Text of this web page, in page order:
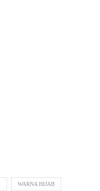
WARNA HIJAB